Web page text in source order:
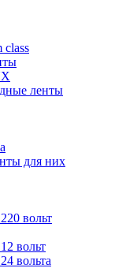
class
ленты
для них
вольт
вольт
вольта